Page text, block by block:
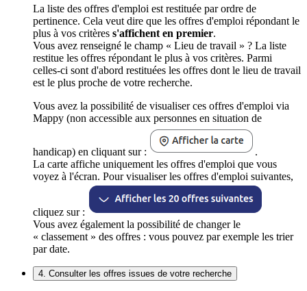
La liste des offres d'emploi est restituée par ordre de
pertinence. Cela veut dire que les offres d'emploi répondant le
plus à vos critères s'affichent en premier.
Vous avez renseigné le champ « Lieu de travail » ? La liste
restitue les offres répondant le plus à vos critères. Parmi
celles-ci sont d'abord restituées les offres dont le lieu de travail
est le plus proche de votre recherche.
Vous avez la possibilité de visualiser ces offres d'emploi via
Mappy (non accessible aux personnes en situation de
handicap) en cliquant sur :
.
La carte affiche uniquement les offres d'emploi que vous
voyez à l'écran. Pour visualiser les offres d'emploi suivantes,
cliquez sur :
Vous avez également la possibilité de changer le
« classement » des offres : vous pouvez par exemple les trier
par date.
4. Consulter les offres issues de votre recherche